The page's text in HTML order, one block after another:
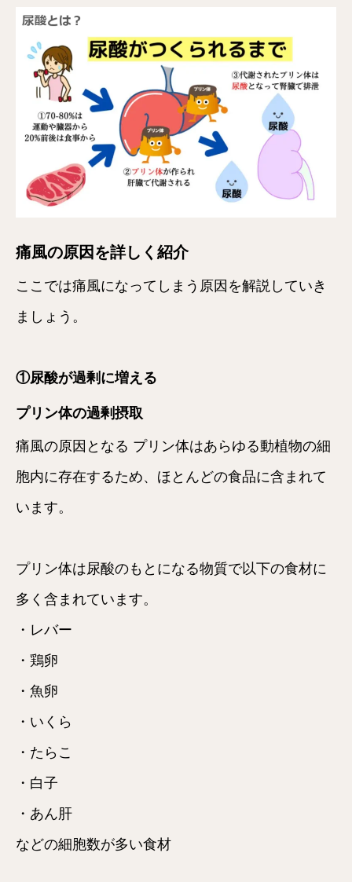
痛風の原因を詳しく紹介
ここでは痛風になってしまう原因を解説していき
ましょう。
①尿酸が過剰に増える
プリン体の過剰摂取
痛風の原因となる プリン体はあらゆる動植物の細
胞内に存在するため、ほとんどの食品に含まれて
います。
プリン体は尿酸のもとになる物質で以下の食材に
多く含まれています。
・レバー
・鶏卵
・魚卵
・いくら
・たらこ
・白子
・あん肝
などの細胞数が多い食材